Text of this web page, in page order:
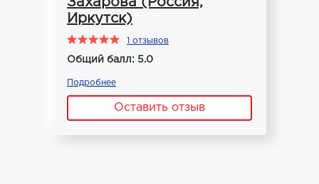
Иркутск)
1 отзывов
Общий балл: 5.0
Подробнее
Оставить отзыв